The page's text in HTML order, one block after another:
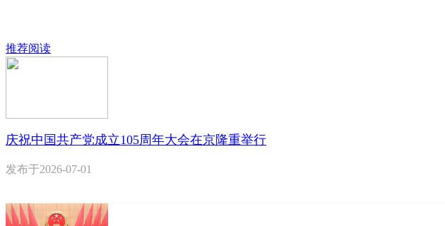
推荐阅读
庆祝中国共产党成立105周年大会在京隆重举行
发布于2026-07-01